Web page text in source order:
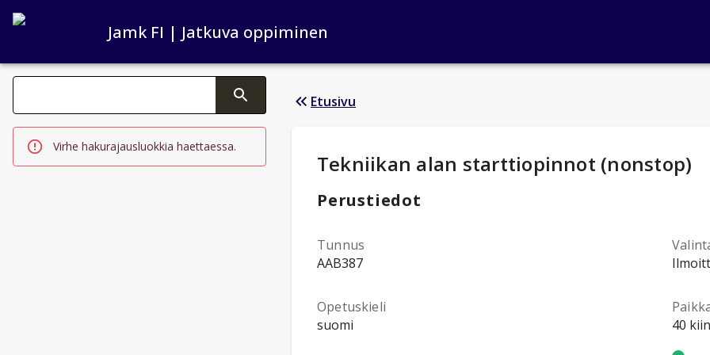
Jamk FI | Jatkuva oppiminen
Haku kategoriat
Tekstin muutos aktivoi hakutoiminnon
Virhe hakurajausluokkia haettaessa.
Etusivu
Opintotiedot:
Tekniikan alan starttiopinnot (nonstop)
Perustiedot
Tunnus
AAB387
Opetuskieli
suomi
40